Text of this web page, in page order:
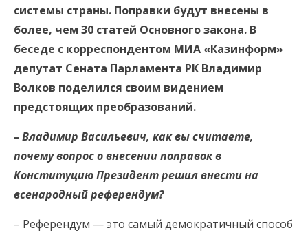
системы страны. Поправки будут внесены в
более, чем 30 статей Основного закона. В
беседе с корреспондентом МИА «Казинформ»
депутат Сената Парламента РК Владимир
Волков поделился своим видением
предстоящих преобразований.
– Владимир Васильевич, как вы считаете,
почему вопрос о внесении поправок в
Конституцию Президент решил внести на
всенародный референдум?
– Референдум — это самый демократичный способ